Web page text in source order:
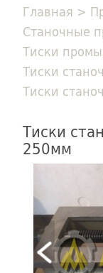
Главная >
Станочные
Тиски
Тиски
Тиски
Тиски
250мм